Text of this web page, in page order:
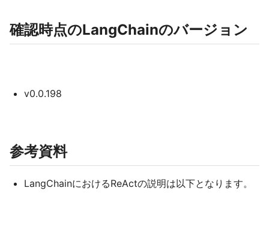
確認時点のLangChainのバージョン
v0.0.198
参考資料
LangChainにおけるReActの説明は以下となります。